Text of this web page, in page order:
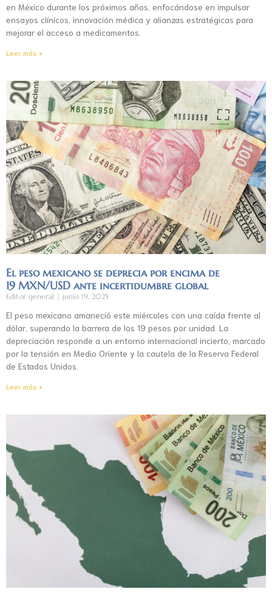
en México durante los próximos años, enfocándose en impulsar
ensayos clínicos, innovación médica y alianzas estratégicas para
mejorar el acceso a medicamentos.
Leer más »
El peso mexicano se deprecia por encima de
19 MXN/USD ante incertidumbre global
Editor general junio 19, 2025
El peso mexicano amaneció este miércoles con una caída frente al
dólar, superando la barrera de los 19 pesos por unidad. La
depreciación responde a un entorno internacional incierto, marcado
por la tensión en Medio Oriente y la cautela de la Reserva Federal
de Estados Unidos.
Leer más »